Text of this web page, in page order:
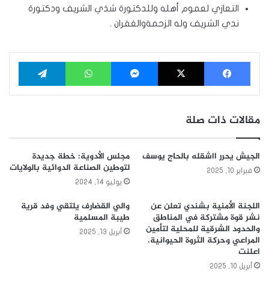
التعازي لعموم أهله وللدكتورة شذي الشريف ودكتورة
ندي الشريف وله الزحمةوالغفران .
فيسبوك ‫X ماسنجر واتساب
مقالات ذات صلة
الجيش يحرر ااشقله بالحاج يوسف
فبراير 10, 2025
مجلس الأدوية: خطة جديدة
لتوطين الصناعة الدوائية بالولايات
يوليو 14, 2024
اللجنة الأمنية بشندي تعلن عن
نشر قوة مشتركة في المناطق
والحدود الشرقية للمحلية لتأمين
المراعي وحركة الثروة الحيوانية.
اعلنت
أبريل 10, 2025
والي القضارف يلتقي وفد قرية
طيبة المسلمية
أبريل 13, 2025